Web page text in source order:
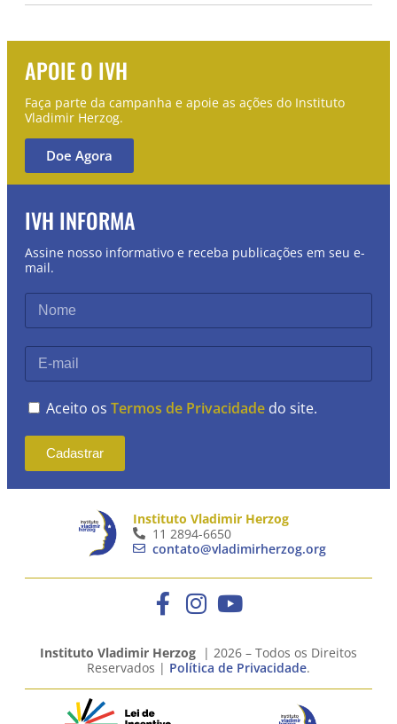
APOIE O IVH
Faça parte da campanha e apoie as ações do Instituto
Vladimir Herzog.
Doe Agora
IVH INFORMA
Assine nosso informativo e receba publicações em seu e-
mail.
Aceito os Termos de Privacidade do site.
Cadastrar
Instituto Vladimir Herzog
11 2894-6650
contato@vladimirherzog.org
Instituto Vladimir Herzog | 2026 – Todos os Direitos
Reservados | Política de Privacidade.